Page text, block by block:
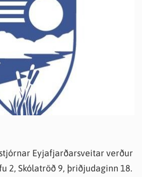
Eyjafjarðarsveitar verður
2, Skólatröð 9, þriðjudaginn 18.